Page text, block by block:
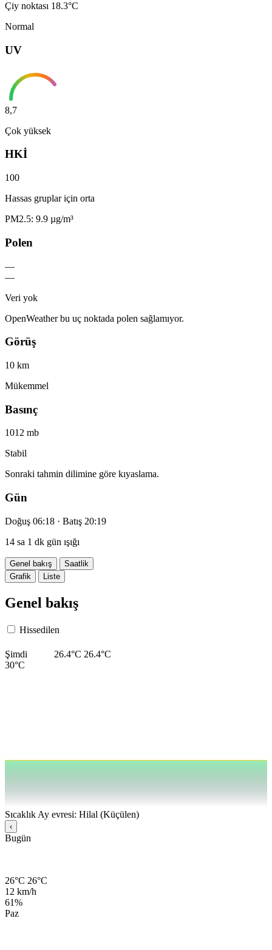
Çiy noktası 18.3°C
Normal
UV
8,7
Çok yüksek
HKİ
100
Hassas gruplar için orta
PM2.5: 9.9 µg/m³
Polen
—
—
Veri yok
OpenWeather bu uç noktada polen sağlamıyor.
Görüş
10 km
Mükemmel
Basınç
1012 mb
Stabil
Sonraki tahmin dilimine göre kıyaslama.
Gün
Doğuş 06:18 · Batış 20:19
14 sa 1 dk gün ışığı
Genel bakış
Saatlik
Grafik
Liste
Genel bakış
Hissedilen
Şimdi 26.4°C 26.4°C
30°C
Sıcaklık Ay evresi: Hilal (Küçülen)
‹
Bugün
26°C 26°C
12 km/h
61%
Paz